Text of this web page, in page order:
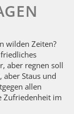
wilden Zeiten?
aber regnen soll
Staus und
allen
Zufriedenheit im